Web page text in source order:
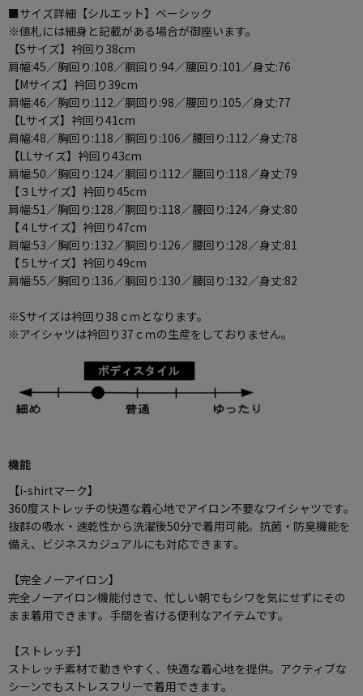
■サイズ詳細【シルエット】ベーシック
※値札には細身と記載がある場合が御座います。
【Sサイズ】衿回り38cm
肩幅:45／胸回り:108／胴回り:94／腰回り:101／身丈:76
【Mサイズ】衿回り39cm
肩幅:46／胸回り:112／胴回り:98／腰回り:105／身丈:77
【Lサイズ】衿回り41cm
肩幅:48／胸回り:118／胴回り:106／腰回り:112／身丈:78
【LLサイズ】衿回り43cm
肩幅:50／胸回り:124／胴回り:112／腰回り:118／身丈:79
【３Lサイズ】衿回り45cm
肩幅:51／胸回り:128／胴回り:118／腰回り:124／身丈:80
【４Lサイズ】衿回り47cm
肩幅:53／胸回り:132／胴回り:126／腰回り:128／身丈:81
【５Lサイズ】衿回り49cm
肩幅:55／胸回り:136／胴回り:130／腰回り:132／身丈:82
※Sサイズは衿回り38ｃｍとなります。
※アイシャツは衿回り37ｃｍの生産をしておりません。
機能
【i-shirtマーク】
360度ストレッチの快適な着心地でアイロン不要なワイシャツです。
抜群の吸水・速乾性から洗濯後50分で着用可能。抗菌・防臭機能を
備え、ビジネスカジュアルにも対応できます。
【完全ノーアイロン】
完全ノーアイロン機能付きで、忙しい朝でもシワを気にせずにその
まま着用できます。手間を省ける便利なアイテムです。
【ストレッチ】
ストレッチ素材で動きやすく、快適な着心地を提供。アクティブな
シーンでもストレスフリーで着用できます。